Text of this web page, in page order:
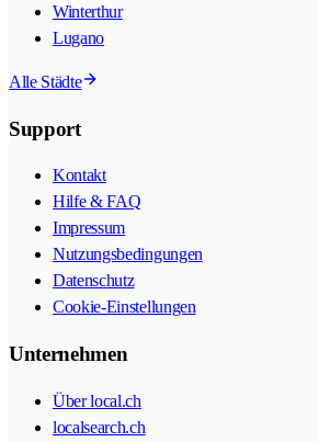
Winterthur
Lugano
Alle Städte
Support
Kontakt
Hilfe & FAQ
Impressum
Nutzungsbedingungen
Datenschutz
Cookie-Einstellungen
Unternehmen
Über local.ch
localsearch.ch